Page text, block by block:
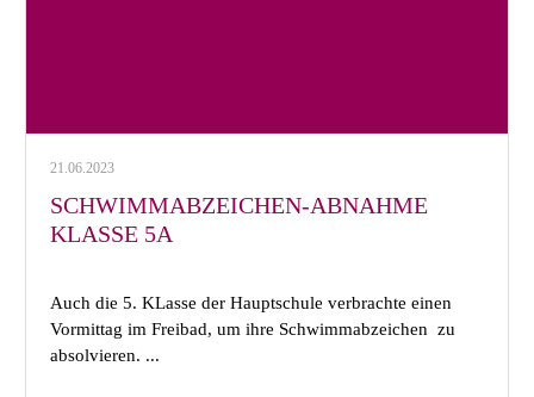
21.06.2023
SCHWIMMABZEICHEN-ABNAHME
KLASSE 5A
Auch die 5. KLasse der Hauptschule verbrachte einen
Vormittag im Freibad, um ihre Schwimmabzeichen zu
absolvieren. ...